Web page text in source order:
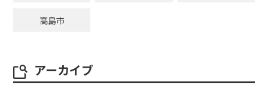
高島市
アーカイブ